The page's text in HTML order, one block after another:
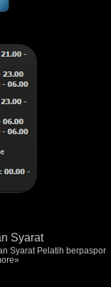
Syarat
Syarat Pelatih berpaspor